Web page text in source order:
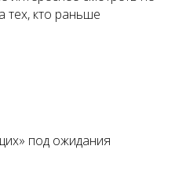
тех, кто раньше
под ожидания